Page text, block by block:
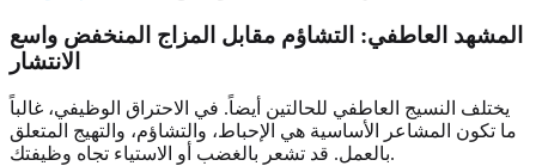
المشهد العاطفي: التشاؤم مقابل المزاج المنخفض واسع
الانتشار
يختلف النسيج العاطفي للحالتين أيضاً. في الاحتراق الوظيفي، غالباً
ما تكون المشاعر الأساسية هي الإحباط، والتشاؤم، والتهيج المتعلق
بالعمل. قد تشعر بالغضب أو الاستياء تجاه وظيفتك.